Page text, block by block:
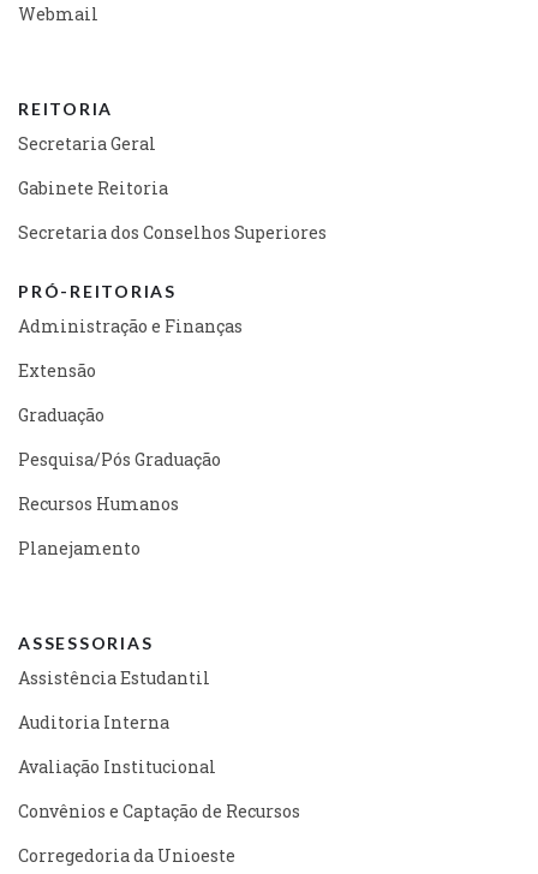
Webmail
REITORIA
Secretaria Geral
Gabinete Reitoria
Secretaria dos Conselhos Superiores
PRÓ-REITORIAS
Administração e Finanças
Extensão
Graduação
Pesquisa/Pós Graduação
Recursos Humanos
Planejamento
ASSESSORIAS
Assistência Estudantil
Auditoria Interna
Avaliação Institucional
Convênios e Captação de Recursos
Corregedoria da Unioeste